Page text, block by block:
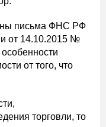
письма ФНС РФ
от 14.10.2015 №
от того, что
торговли, то